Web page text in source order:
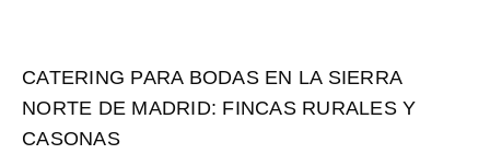
CATERING PARA BODAS EN LA SIERRA
NORTE DE MADRID: FINCAS RURALES Y
CASONAS